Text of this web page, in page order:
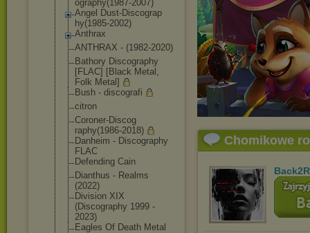
ography(1987-2007)
Angel Dust-Discograp
hy(1985-2002)
Anthrax
ANTHRAX - (1982-2020)
Bathory Discography
[FLAC] [Black Metal,
Folk Metal]
Bush - discografi
citron
Coroner-Discog
raphy(1986-2018)
Danheim - Discography
FLAC
Defending Cain
Dianthus - Realms
(2022)
Division XIX
(Discography 1999 -
2023)
Eagles Of Death Metal
Chomikowe